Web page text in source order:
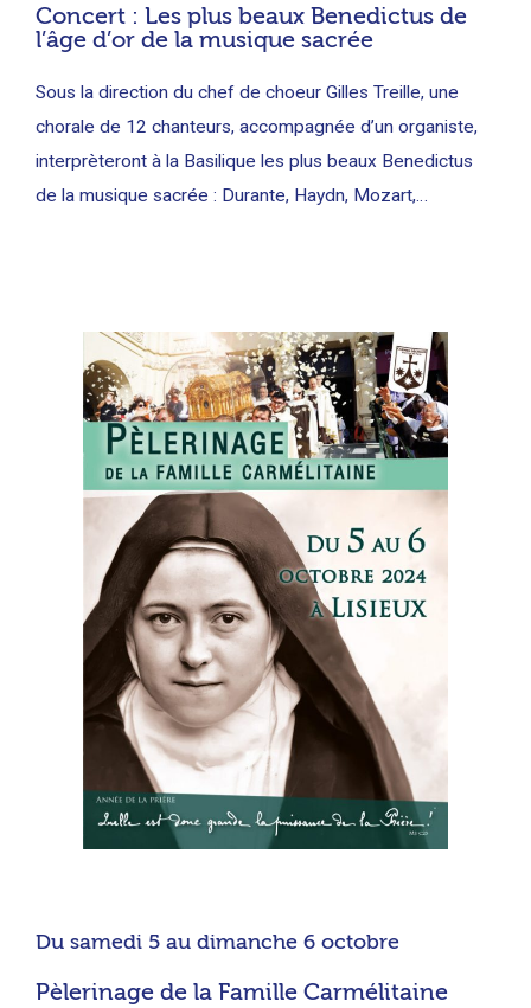
Concert : Les plus beaux Benedictus de
l’âge d’or de la musique sacrée
Sous la direction du chef de choeur Gilles Treille, une
chorale de 12 chanteurs, accompagnée d’un organiste,
interprèteront à la Basilique les plus beaux Benedictus
de la musique sacrée : Durante, Haydn, Mozart,…
Du samedi 5 au dimanche 6 octobre
Pèlerinage de la Famille Carmélitaine